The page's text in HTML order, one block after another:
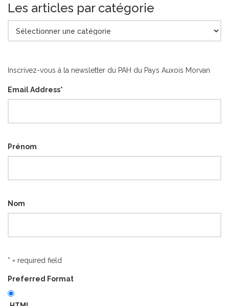
Les articles par catégorie
articles
Inscrivez-vous à la newsletter du PAH du Pays Auxois Morvan
Email Address*
Prénom
Nom
* = required field
Preferred Format